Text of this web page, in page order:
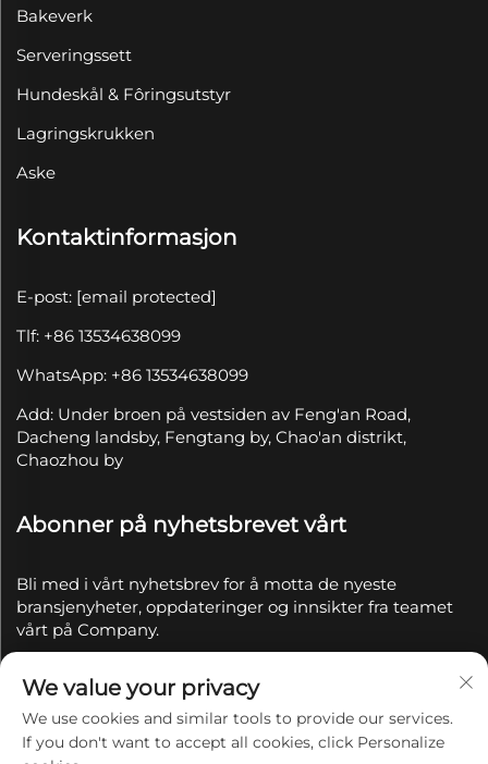
Bakeverk
Serveringssett
Hundeskål & Fôringsutstyr
Lagringskrukken
Aske
Kontaktinformasjon
E-post: [email protected]
Tlf: +86 13534638099
WhatsApp: +86 13534638099
Add: Under broen på vestsiden av Feng'an Road,
Dacheng landsby, Fengtang by, Chao'an distrikt,
Chaozhou by
Abonner på nyhetsbrevet vårt
Bli med i vårt nyhetsbrev for å motta de nyeste
bransjenyheter, oppdateringer og innsikter fra teamet
vårt på Company.
Copyright © 2025 av Chaozhou Qianyue Ceramics Co.,
We value your privacy
We use cookies and similar tools to provide our services.
If you don't want to accept all cookies, click Personalize